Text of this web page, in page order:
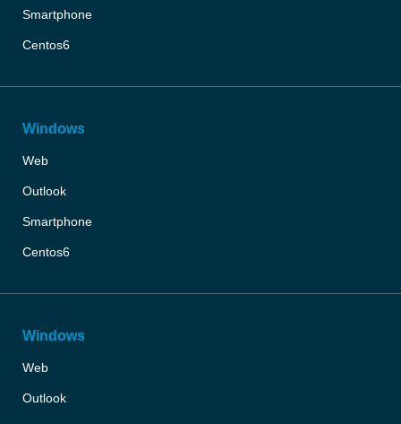
Smartphone
Centos6
Windows
Web
Outlook
Smartphone
Centos6
Windows
Web
Outlook